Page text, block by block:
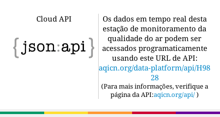
Cloud API
Os dados em tempo real desta
estação de monitoramento da
qualidade do ar podem ser
acessados programaticamente
usando este URL de API:
aqicn.org/data-platform/api/H98
28
(Para mais informações, verifique a
página da API:aqicn.org/api/ )